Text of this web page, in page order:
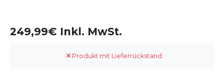
249,99€ Inkl. MwSt.
Produkt mit Lieferrückstand